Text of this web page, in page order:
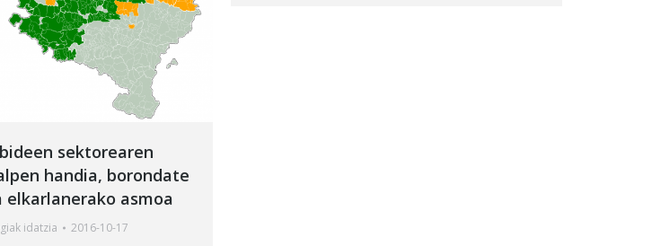
sektorearen
handia, borondate
elkarlanerako asmoa
k idatzia 2016-10-17